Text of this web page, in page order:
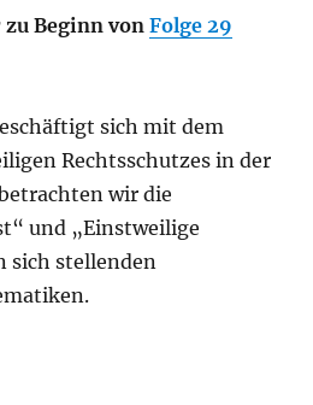
Beginn vonFolge 29
sich mit dem
Rechtsschutzes in der
wir die
und „Einstweilige
sich stellenden